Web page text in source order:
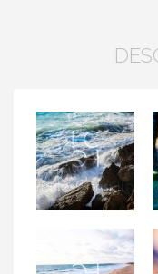
Rompeolas en las